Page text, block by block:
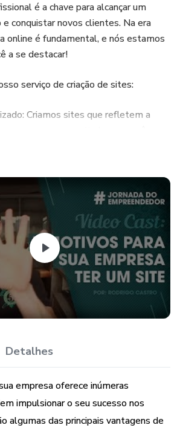
é a chave para alcançar um
conquistar novos clientes. Na era
online é fundamental, e nós estamos
a se destacar!
serviço de criação de sites:
Criamos sites que refletem a
que seu site seja otimizado
busca, tornando mais fácil para os
você online.
Mantemos seu site seguro com as
na web.
Estamos ao seu lado para manter seu
perfeitamente.
um aumento notável no tráfego
um público maior e atingir suas
Detalhes
empresa oferece inúmeras
impulsionar o seu sucesso nos
algumas das principais vantagens de